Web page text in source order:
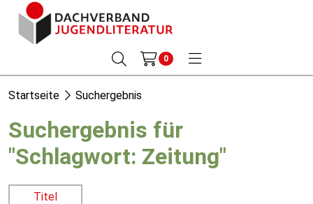
0
Startseite Suchergebnis
Suchergebnis für
"Schlagwort: Zeitung"
Titel